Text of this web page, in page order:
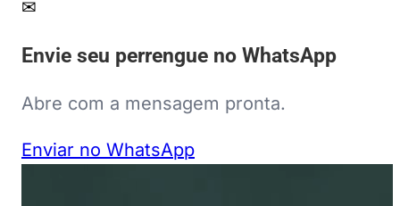
✉
Envie seu perrengue no WhatsApp
Abre com a mensagem pronta.
Enviar no WhatsApp